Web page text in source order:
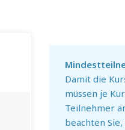
Damit die
müssen je
Teilnehmer
beachten